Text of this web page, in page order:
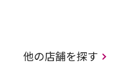
他の店舗を探す